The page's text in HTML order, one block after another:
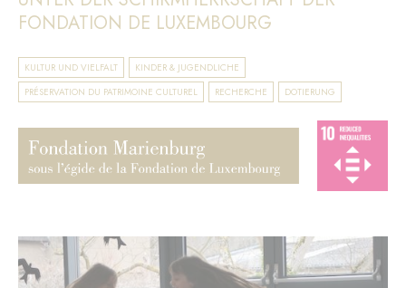
FONDATION DE LUXEMBOURG
KULTUR UND VIELFALT
KINDER & JUGENDLICHE
PRÉSERVATION DU PATRIMOINE CULTUREL
RECHERCHE DOTIERUNG